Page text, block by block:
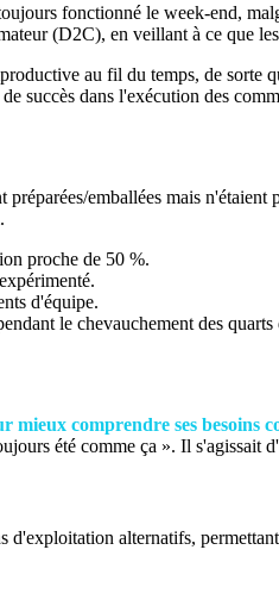
fonctionné le week-end,
(D2C), en veillant à ce que
au fil du temps, de
succès dans l'exécution des
préparées/emballées mais
proche de 50 %.
d'équipe.
le chevauchement des quarts
mieux comprendre ses besoins
été comme ça ». Il s'agissait
alternatifs,